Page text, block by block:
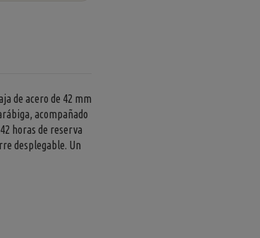
de acero de 42 mm
acompañado
horas de reserva
desplegable. Un